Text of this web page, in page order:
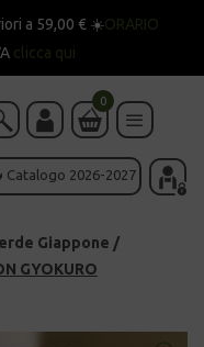
a 59,00 € ☀️ORARIO
clicca qui
Catalogo 2026-2027
0
Giappone /
GYOKURO